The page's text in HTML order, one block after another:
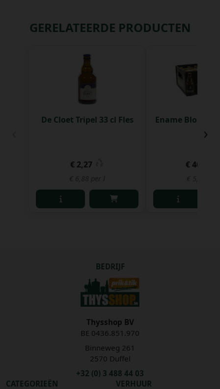
GERELATEERDE PRODUCTEN
De Cloet Tripel 33 cl Fles
€ 2,27
€ 6,88 per l
Ename Blond
st
€ 40,18
€ 5,08
›
BEDRIJF
Thysshop BV
BE 0436.851.970
Binneweg 261
2570 Duffel
+32 (0) 3 488 44 03
CATEGORIEËN
VERHUUR